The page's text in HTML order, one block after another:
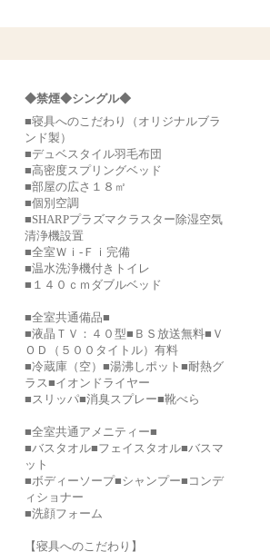
◆禁煙◆シングル◆
■寝具へのこだわり（オリジナルブラ
ンド製）
■デュベスタイル羽毛布団
■高密度スプリングベッド
■部屋の広さ１８㎡
■個別空調
■SHARPプラズマクラスター除湿空気
清浄機設置
■全室Ｗｉ-Ｆｉ完備
■温水洗浄機付きトイレ
■１４０ｃｍダブルベッド
■全室共通備品■
■液晶ＴＶ：４０型■ＢＳ放送無料■Ｖ
ＯＤ（５００タイトル）有料
■冷蔵庫（空）■湯沸しポット■耐熱グ
ラス■イオンドライヤー
■スリッパ■消臭スプレー■靴べら
■全室共通アメニティー■
■バスタオル■フェイスタオル■バスマ
ット
■ボディーソープ■シャンプー■コンデ
ィショナー
■洗顔フォーム
【寝具へのこだわり】